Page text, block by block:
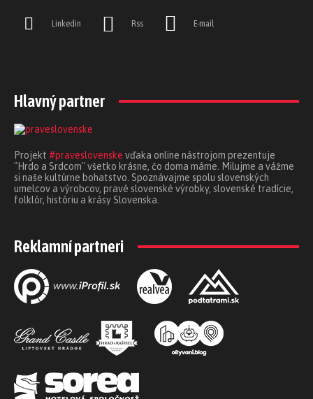
Linkedin Rss E-mail
Hlavný partner
Projekt #praveslovenske vďaka online nástrojom prezentuje
"Hrdo a Srdcom" všetko krásne, čo doma máme. Milujme a vážme
si naše kultúrne bohatstvo. Spoznávajme spolu slovenských
umelcov a výrobcov, pravé slovenské výrobky, slovenské tradície,
folklór, históriu a krásy Slovenska.
Reklamní partneri